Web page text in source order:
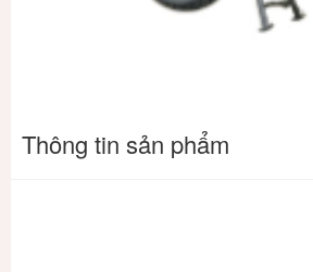
Thông tin sản phẩm